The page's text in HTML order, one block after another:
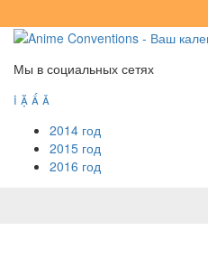
Мы в социальных сетях
   
2014 год
2015 год
2016 год